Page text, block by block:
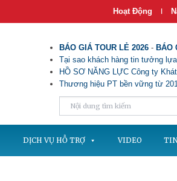
Hoạt Động |
BÁO GIÁ TOUR LẺ 2026 - BÁO
Tại sao khách hàng tin tưởng
HỒ SƠ NĂNG LỰC Công ty
Thương hiệu PT bền vững từ
DỊCH VỤ HỖ TRỢ VIDEO